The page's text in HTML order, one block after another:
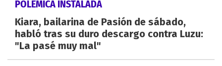
POLÉMICA INSTALADA
Kiara, bailarina de Pasión de sábado,
habló tras su duro descargo contra Luzu:
"La pasé muy mal"